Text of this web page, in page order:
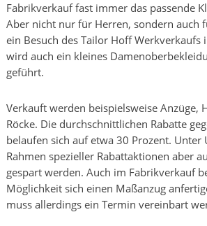
Fabrikverkauf fast immer das passende
Aber nicht nur für Herren, sondern auch
ein Besuch des Tailor Hoff Werkverkaufs
wird auch ein kleines
geführt.
Verkauft werden beispielsweise Anzüge,
Röcke. Die durchschnittlichen Rabatte
belaufen sich auf etwa 30 Prozent. Unter
Rahmen spezieller Rabattaktionen aber
gespart werden. Auch im Fabrikverkauf
Möglichkeit sich einen Maßanzug
muss allerdings ein Termin vereinbart